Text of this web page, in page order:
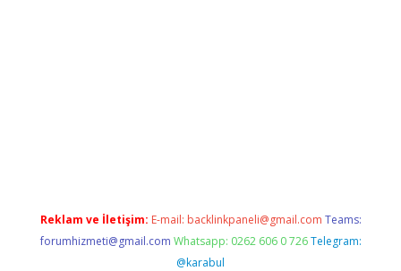
Reklam ve İletişim: E-mail: backlinkpaneli@gmail.com Teams:
forumhizmeti@gmail.com Whatsapp: 0262 606 0 726 Telegram:
@karabul